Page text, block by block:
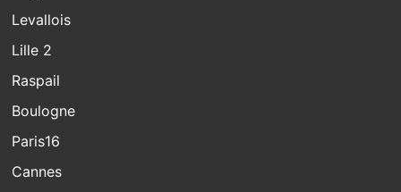
Levallois
Lille 2
Raspail
Boulogne
Paris16
Cannes